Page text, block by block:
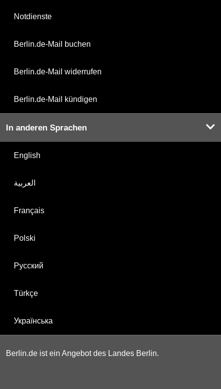
Notdienste
Berlin.de-Mail buchen
Berlin.de-Mail widerrufen
Berlin.de-Mail kündigen
In anderen Sprachen
English
العربية
Français
Polski
Русский
Türkçe
Українська
Berlin.de ist ein Angebot des Landes Berlin.